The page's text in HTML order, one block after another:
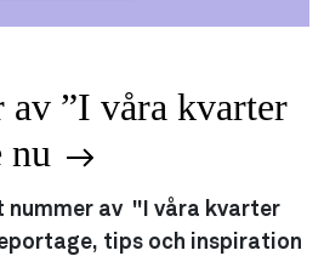
”I våra kvarter
nu
nummer av "I våra kvarter
tips och inspiration